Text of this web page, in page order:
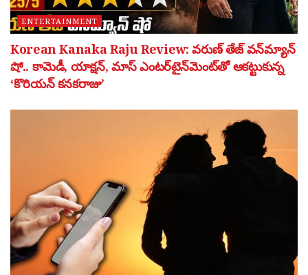
ENTERTAINMENT
Korean Kanaka Raju Review: వరుణ్ తేజ్ వన్‌మ్యాన్
షో.. కామెడీ, యాక్షన్, మాస్ ఎంటర్‌టైన్‌మెంట్‌తో ఆకట్టుకున్న
‘కొరియన్ కనకరాజు’